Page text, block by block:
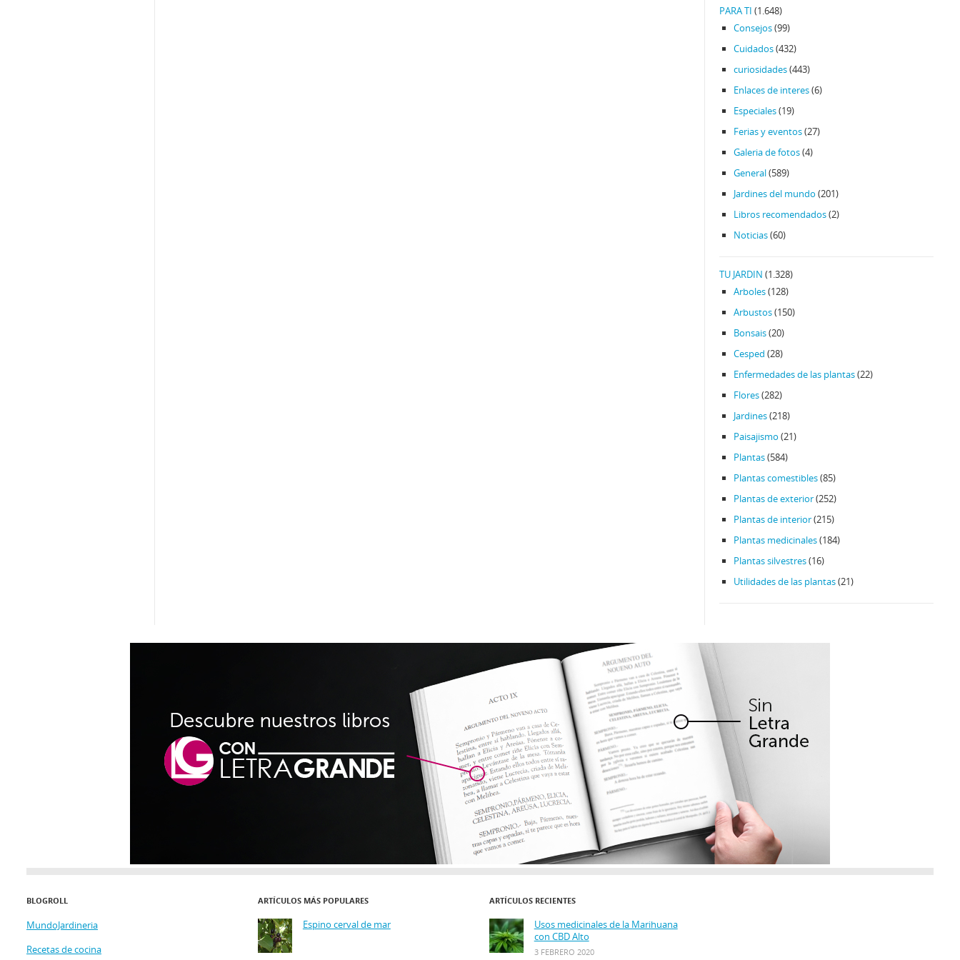
PARA TI (1.648)
Consejos(99)
Cuidados(432)
curiosidades(443)
Enlaces de interes(6)
Especiales(19)
Ferias y eventos(27)
Galeria de fotos(4)
General(589)
Jardines del mundo (201)
Libros recomendados(2)
Noticias(60)
TU JARDIN (1.328)
Arboles(128)
Arbustos(150)
Bonsais(20)
Cesped (28)
Enfermedades de las plantas(22)
Flores(282)
Jardines(218)
Paisajismo (21)
Plantas(584)
Plantas comestibles(85)
Plantas de exterior(252)
Plantas de interior(215)
Plantas medicinales(184)
Plantas silvestres(16)
Utilidades de las plantas(21)
BLOGROLL
MundoJardineria
Recetas de cocina
ARTÍCULOS MÁS POPULARES
Espino cerval de mar
ARTÍCULOS RECIENTES
Usos medicinales de la Marihuana
con CBD Alto
3 FEBRERO 2020